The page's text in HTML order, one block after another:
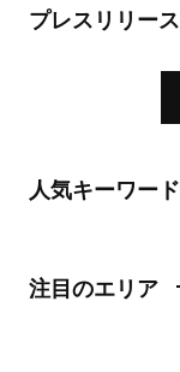
プレスリリース
人気キーワード
注目のエリア